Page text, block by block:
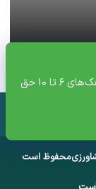
تغییر در بیمه روستاییان؛ دهک‌های ۶ تا ۱۰ حق
محفوظ است